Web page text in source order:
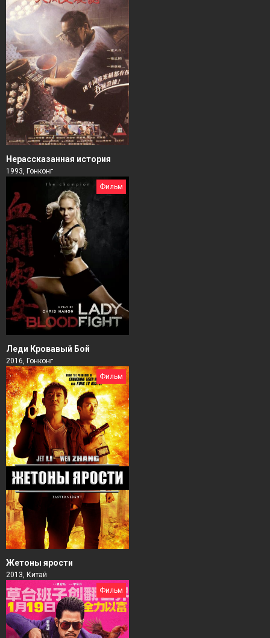
Нерассказанная история
1993, Гонконг
Фильм
Леди Кровавый Бой
2016, Гонконг
Фильм
Жетоны ярости
2013, Китай
Фильм